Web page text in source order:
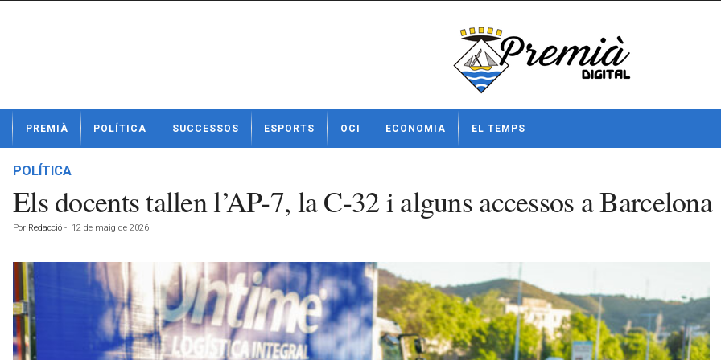
t
PREMIÀ POLÍTICA SUCCESSOS ESPORTS OCI ECONOMIA EL TEMPS
POLÍTICA
Els docents tallen l’AP-7, la C-32 i alguns accessos a Barcelona
Por Redacció - 12 de maig de 2026